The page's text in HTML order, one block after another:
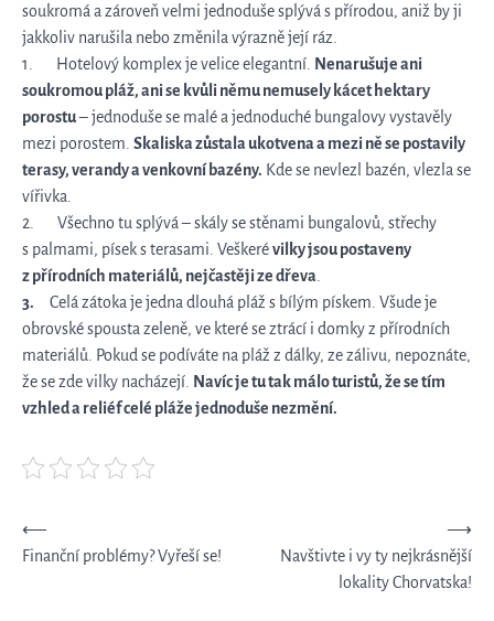
soukromá a zároveň velmi jednoduše splývá s přírodou, aniž by ji
jakkoliv narušila nebo změnila výrazně její ráz.
1. Hotelový komplex je velice elegantní. Nenarušuje ani
soukromou pláž, ani se kvůli němu nemusely kácet hektary
porostu– jednoduše se malé a jednoduché bungalovy vystavěly
mezi porostem. Skaliska zůstala ukotvena a mezi ně se postavily
terasy, verandy a venkovní bazény. Kde se nevlezl bazén, vlezla se
vířivka.
2. Všechno tu splývá – skály se stěnami bungalovů, střechy
s palmami, písek s terasami. Veškerévilky jsou postaveny
z přírodních materiálů, nejčastěji ze dřeva
3. Celá zátoka je jedna dlouhá pláž s bílým pískem. Všude je
obrovské spousta zeleně, ve které se ztrácí i domky z přírodních
materiálů. Pokud se podíváte na pláž z dálky, ze zálivu, nepoznáte,
že se zde vilky nacházejí. Navíc je tu tak málo turistů, že se tím
vzhled a reliéf celé pláže jednoduše nezmění.
Navigace
pro
⟵
Finanční problémy? Vyřeší se!
Navštivte i vy ty nejkrásnější
lokality Chorvatska!
⟶